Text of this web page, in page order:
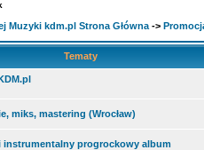
Muzyki kdm.pl Strona Główna ->
Tematy
miks, mastering (Wrocław)
instrumentalny progrockowy album